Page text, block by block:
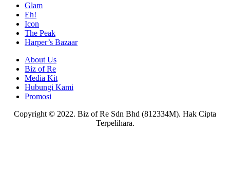
Glam
Eh!
Icon
The Peak
Harper’s Bazaar
About Us
Biz of Re
Media Kit
Hubungi Kami
Promosi
Copyright © 2022. Biz of Re Sdn Bhd (812334M). Hak Cipta
Terpelihara.